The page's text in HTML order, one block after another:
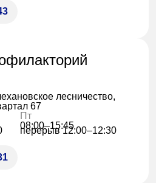
лесничество,
67
Пт
08:00–15:45
перерыв 12:00–12:30